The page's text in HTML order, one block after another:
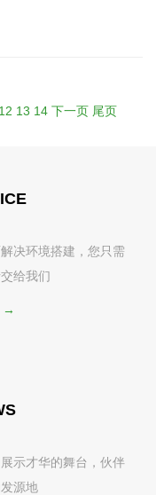
12 13 14 下一页 尾页
决环境搭建，您只需
给我们
→
示才华的舞台，伙伴
源地